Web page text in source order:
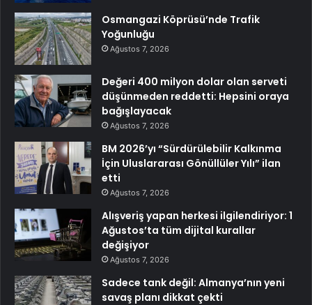
Osmangazi Köprüsü’nde Trafik
Yoğunluğu
Ağustos 7, 2026
Değeri 400 milyon dolar olan serveti
düşünmeden reddetti: Hepsini oraya
bağışlayacak
Ağustos 7, 2026
BM 2026’yı “Sürdürülebilir Kalkınma
İçin Uluslararası Gönüllüler Yılı” ilan
etti
Ağustos 7, 2026
Alışveriş yapan herkesi ilgilendiriyor: 1
Ağustos’ta tüm dijital kurallar
değişiyor
Ağustos 7, 2026
Sadece tank değil: Almanya’nın yeni
savaş planı dikkat çekti